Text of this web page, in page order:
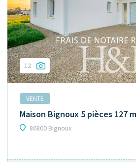
12
VENTE
Maison Bignoux 5 pièces 127
86800 Bignoux